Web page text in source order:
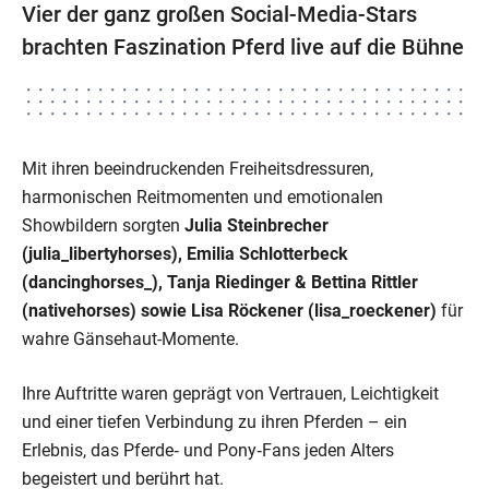
Vier der ganz großen Social-Media-Stars
brachten Faszination Pferd live auf die Bühne
Mit ihren beeindruckenden Freiheitsdressuren,
harmonischen Reitmomenten und emotionalen
Showbildern sorgten Julia Steinbrecher
(julia_libertyhorses), Emilia Schlotterbeck
(dancinghorses_), Tanja Riedinger & Bettina Rittler
(nativehorses) sowie Lisa Röckener (lisa_roeckener) für
wahre Gänsehaut-Momente.
Ihre Auftritte waren geprägt von Vertrauen, Leichtigkeit
und einer tiefen Verbindung zu ihren Pferden – ein
Erlebnis, das Pferde‑ und Pony‑Fans jeden Alters
begeistert und berührt hat.